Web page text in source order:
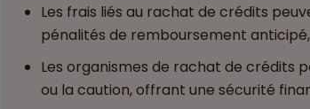
Les frais liés au rachat de crédits
pénalités de remboursement
Les organismes de rachat de crédits
ou la caution, offrant une sécurité